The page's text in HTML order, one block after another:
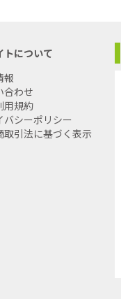
トについて
報
合わせ
用規約
バシーポリシー
取引法に基づく表示